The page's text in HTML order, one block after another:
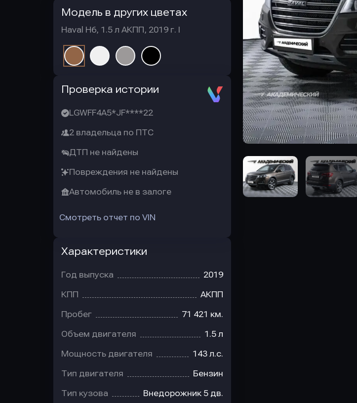
Модель в других цветах
Haval H6, 1.5 л АКПП, 2019 г. I
Проверка истории
LGWFF4A5*JF****22
2 владельца по ПТС
ДТП не найдены
Повреждения не найдены
Автомобиль не в залоге
Смотреть отчет по VIN
Характеристики
Год выпуска 2019
КПП АКПП
Пробег 71 421 км.
Объем двигателя 1.5 л
Мощность двигателя 143 л.с.
Тип двигателя Бензин
Тип кузова Внедорожник 5 дв.